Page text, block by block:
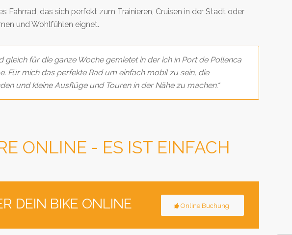
Fahrrad, das sich perfekt zum Trainieren, Cruisen in der Stadt oder
und Wohlfühlen eignet.
gleich für die ganze Woche gemietet in der ich in Port de Pollenca
Für mich das perfekte Rad um einfach mobil zu sein, die
und kleine Ausflüge und Touren in der Nähe zu machen.“
ONLINE - ES IST EINFACH
DEIN BIKE ONLINE Online Buchung